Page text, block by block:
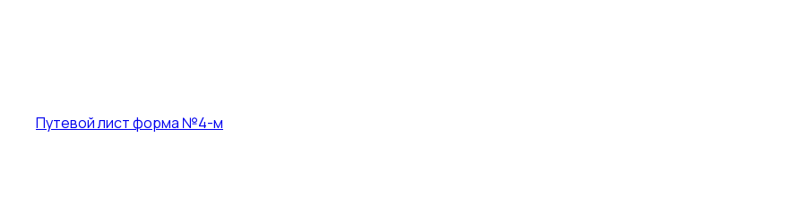
Путевой лист форма №4-м